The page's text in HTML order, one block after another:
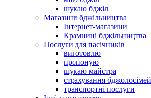
шукаю бджіл
Магазини бджільництва
Інтернет-магазини
Крамниці бджільництва
Послуги для пасічників
виготовлю
пропоную
шукаю майстра
страхування бджолосімей
транспортні послуги